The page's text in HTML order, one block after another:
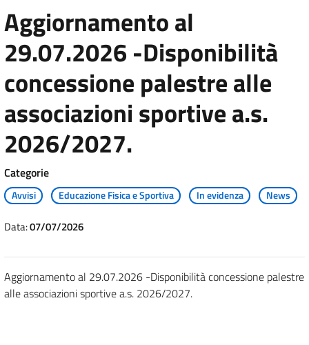
Aggiornamento al
29.07.2026 -Disponibilità
concessione palestre alle
associazioni sportive a.s.
2026/2027.
Categorie
Avvisi Educazione Fisica e Sportiva In evidenza News
Data:07/07/2026
Aggiornamento al 29.07.2026 -Disponibilità concessione palestre
alle associazioni sportive a.s. 2026/2027.